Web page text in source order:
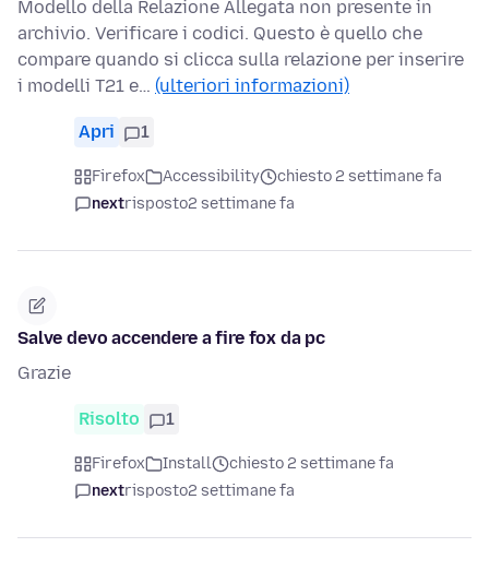
Modello della Relazione Allegata non presente in
archivio. Verificare i codici. Questo è quello che
compare quando si clicca sulla relazione per inserire
i modelli T21 e… (ulteriori informazioni)
Apri 1
Firefox Accessibility
chiesto 2 settimane fa
nextrisposto2 settimane fa
Salve devo accendere a fire fox da pc
Grazie
Risolto 1
Firefox Install
chiesto 2 settimane fa
nextrisposto2 settimane fa